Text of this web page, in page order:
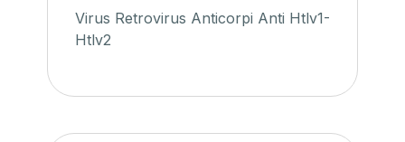
Virus Retrovirus Anticorpi Anti Htlv1-
Htlv2